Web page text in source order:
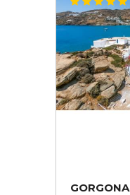
GORGONA